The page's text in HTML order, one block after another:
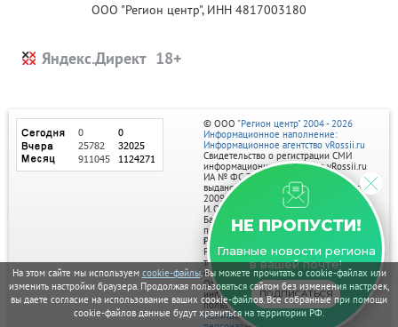
На этом сайте мы используем cookie-файлы. Вы можете прочитать о cookie-файлах или
изменить настройки браузера. Продолжая пользоваться сайтом без изменения настроек,
вы даете согласие на использование ваших cookie-файлов. Все собранные при помощи
cookie-файлов данные будут храниться на территории РФ.
ООО "Регион центр", ИНН 4817003180
Яндекс.Директ
НЕ ПРОПУСТИ!
Главные новости региона
в вашей почте!
ПОДПИСАТЬСЯ
© ООО "Регион центр" 2004 - 2026
Информационное наполнение:
Информационное агентство vRossii.ru
Свидетельство о регистрации СМИ
информационного агентства vRossii.ru
ИА № ФС 77‑35502
выдано РОСКОМНАДЗОРом 04 марта
2009г.
И. О. Главного редактора Нарыков А. Н.
Баннеры на портале размещаются на
правах рекламы.
Реклама на портале:
Рекламное агентство "Умный маркетинг"
тел. 7-910-267-70-40,
email: umnyy.marketing@yandex.ru
Отдельные публикации могут содержать
информацию, не предназначенную для
пользователей до 18 лет.
Политика в отношении обработки